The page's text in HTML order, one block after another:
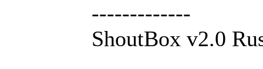
-------------
ShoutBox v2.0